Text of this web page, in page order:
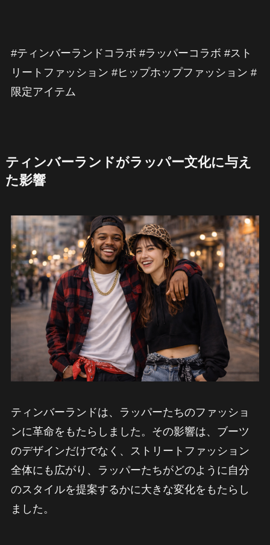
#ティンバーランドコラボ #ラッパーコラボ #スト
リートファッション #ヒップホップファッション #
限定アイテム
ティンバーランドがラッパー文化に与え
た影響
ティンバーランドは、ラッパーたちのファッショ
ンに革命をもたらしました。その影響は、ブーツ
のデザインだけでなく、ストリートファッション
全体にも広がり、ラッパーたちがどのように自分
のスタイルを提案するかに大きな変化をもたらし
ました。